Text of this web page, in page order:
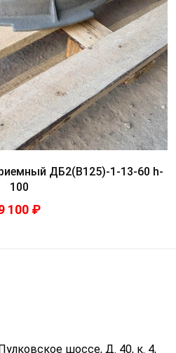
ДБ2(В125)-1-13-60 h-
100
100 ₽
шоссе, Д. 40, к. 4,